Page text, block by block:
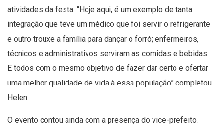
atividades da festa. “Hoje aqui, é um exemplo de tanta
integração que teve um médico que foi servir o refrigerante
e outro trouxe a família para dançar o forró; enfermeiros,
técnicos e administrativos serviram as comidas e bebidas.
E todos com o mesmo objetivo de fazer dar certo e ofertar
uma melhor qualidade de vida à essa população” completou
Helen.
O evento contou ainda com a presença do vice-prefeito,